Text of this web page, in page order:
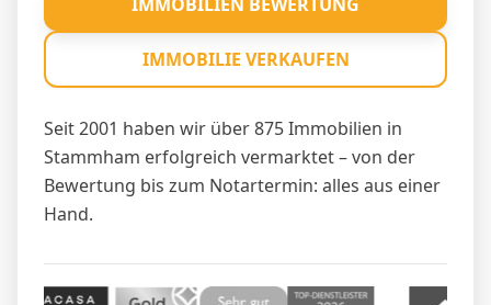
Seit 2001 haben wir über 875 Immobilien in
Stammham erfolgreich vermarktet – von der
Bewertung bis zum Notartermin: alles aus einer
Hand.
IMMOBILIE VERKAUFEN